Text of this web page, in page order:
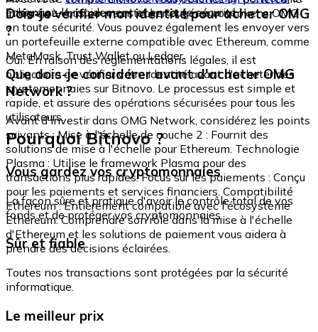
échangez-le rapidement et en toute sécurité.
intégré où vous pouvez stocker et gérer vos tokens OMG
en toute sécurité. Vous pouvez également les envoyer vers
un portefeuille externe compatible avec Ethereum, comme
MetaMask, Trust Wallet ou Ledger.
Dois-je vérifier mon identité pour acheter OMG
?
Oui. En raison des réglementations légales, il est
obligatoire de vérifier votre identité avant d'acheter des
cryptomonnaies sur Bitnovo. Le processus est simple et
rapide, et assure des opérations sécurisées pour tous les
utilisateurs.
Que dois-je considérer avant d'acheter OMG
Network ?
Avant d'investir dans OMG Network, considérez les points
suivants : Mise à l'échelle de couche 2 : Fournit des
solutions de mise à l'échelle pour Ethereum. Technologie
Plasma : Utilise le framework Plasma pour des
transactions plus rapides. Focus sur les paiements : Conçu
pour les paiements et services financiers. Compatibilité
Ethereum : Entièrement compatible avec l'écosystème
Ethereum. Comprendre son rôle dans la mise à l'échelle
d'Ethereum et les solutions de paiement vous aidera à
prendre des décisions éclairées.
Pourquoi Bitnovo ?
Vous gardez vos cryptomonnaies
La façon sûre et pratique d'avoir le contrôle total de vos
fonds et de protéger vos cryptomonnaies.
Sûr et fiable
Toutes nos transactions sont protégées par la sécurité
informatique.
Le meilleur prix